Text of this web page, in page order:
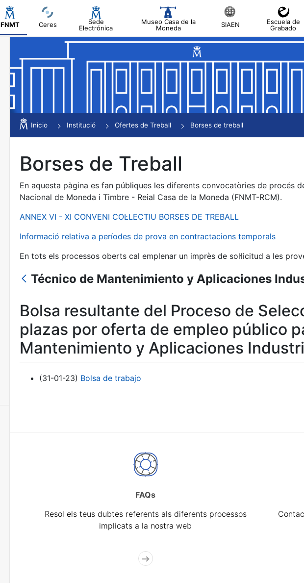
FNMT Ceres
Sede
Electrónica
Museo Casa de la
Moneda
SIAEN
Escuela de
Grabado
Mostra/Amaga
Mostra/Amaga
Mostra/Amaga
Mostra/Amaga
Inicio Institució Ofertes de Treball Borses de treball
Borses de Treball
En aquesta pàgina es fan públiques les diferents convocatòries de procés
Nacional de Moneda i Timbre - Reial Casa de la Moneda (FNMT-RCM).
ANNEX VI - XI CONVENI COL·LECTIU BORSES DE TREBALL
Informació relativa a períodes de prova en contractacions temporals
En tots els processos oberts cal emplenar un imprès de sol·licitud a les
Técnico de Mantenimiento y Aplicaciones
Bolsa resultante del Proceso de
plazas por oferta de empleo público
Mantenimiento y Aplicaciones
(31-01-23) Bolsa de trabajo
FAQs
Resol els teus dubtes referents als diferents processos
implicats a la nostra web